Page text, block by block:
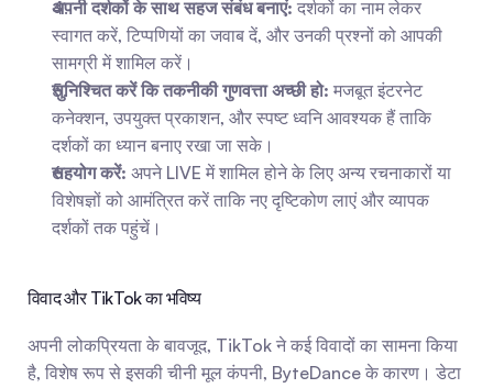
अपनी दर्शकों के साथ सहज संबंध बनाएं: दर्शकों का नाम लेकर
स्वागत करें, टिप्पणियों का जवाब दें, और उनकी प्रश्नों को आपकी
सामग्री में शामिल करें।
सुनिश्चित करें कि तकनीकी गुणवत्ता अच्छी हो: मजबूत इंटरनेट
कनेक्शन, उपयुक्त प्रकाशन, और स्पष्ट ध्वनि आवश्यक हैं ताकि
दर्शकों का ध्यान बनाए रखा जा सके।
सहयोग करें: अपने LIVE में शामिल होने के लिए अन्य रचनाकारों या
विशेषज्ञों को आमंत्रित करें ताकि नए दृष्टिकोण लाएं और व्यापक
दर्शकों तक पहुंचें।
विवाद और TikTok का भविष्य
अपनी लोकप्रियता के बावजूद, TikTok ने कई विवादों का सामना किया
है, विशेष रूप से इसकी चीनी मूल कंपनी, ByteDance के कारण। डेटा